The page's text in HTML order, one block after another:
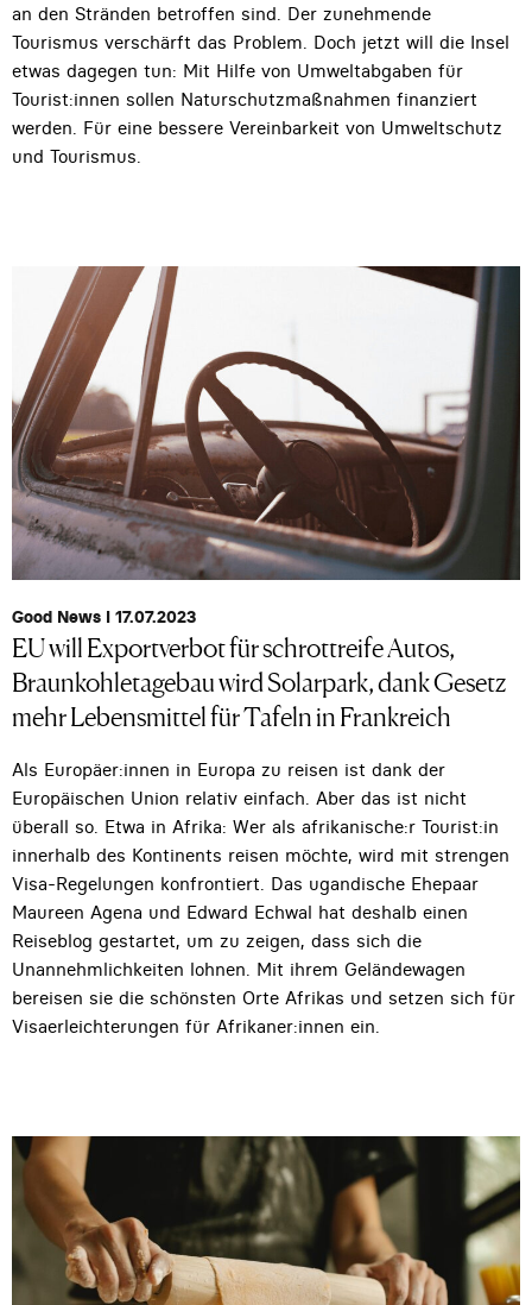
an den Stränden betroffen sind. Der zunehmende
Tourismus verschärft das Problem. Doch jetzt will die Insel
etwas dagegen tun: Mit Hilfe von Umweltabgaben für
Tourist:innen sollen Naturschutzmaßnahmen finanziert
werden. Für eine bessere Vereinbarkeit von Umweltschutz
und Tourismus.
Good News I 17.07.2023
EU will Exportverbot für schrottreife Autos,
Braunkohletagebau wird Solarpark, dank Gesetz
mehr Lebensmittel für Tafeln in Frankreich
Als Europäer:innen in Europa zu reisen ist dank der
Europäischen Union relativ einfach. Aber das ist nicht
überall so. Etwa in Afrika: Wer als afrikanische:r Tourist:in
innerhalb des Kontinents reisen möchte, wird mit strengen
Visa-Regelungen konfrontiert. Das ugandische Ehepaar
Maureen Agena und Edward Echwal hat deshalb einen
Reiseblog gestartet, um zu zeigen, dass sich die
Unannehmlichkeiten lohnen. Mit ihrem Geländewagen
bereisen sie die schönsten Orte Afrikas und setzen sich für
Visaerleichterungen für Afrikaner:innen ein.